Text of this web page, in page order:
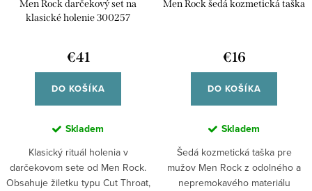
Men Rock darčekový set na
klasické holenie 300257
€41
DO KOŠÍKA
Skladem
Klasický rituál holenia v
darčekovom sete od Men Rock.
Obsahuje žiletku typu Cut Throat,
Men Rock šedá kozmetická taška
€16
DO KOŠÍKA
Skladem
Šedá kozmetická taška pre
mužov Men Rock z odolného a
nepremokavého materiálu